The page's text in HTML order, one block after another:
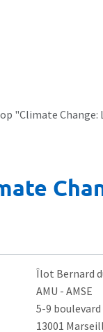
"Climate
Îlot Bernard
AMU - AMSE
5-9
13001